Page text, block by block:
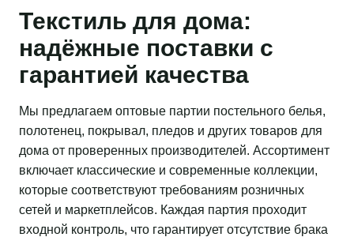
Текстиль для дома:
надёжные поставки с
гарантией качества
Мы предлагаем оптовые партии постельного белья,
полотенец, покрывал, пледов и других товаров для
дома от проверенных производителей. Ассортимент
включает классические и современные коллекции,
которые соответствуют требованиям розничных
сетей и маркетплейсов. Каждая партия проходит
входной контроль, что гарантирует отсутствие брака